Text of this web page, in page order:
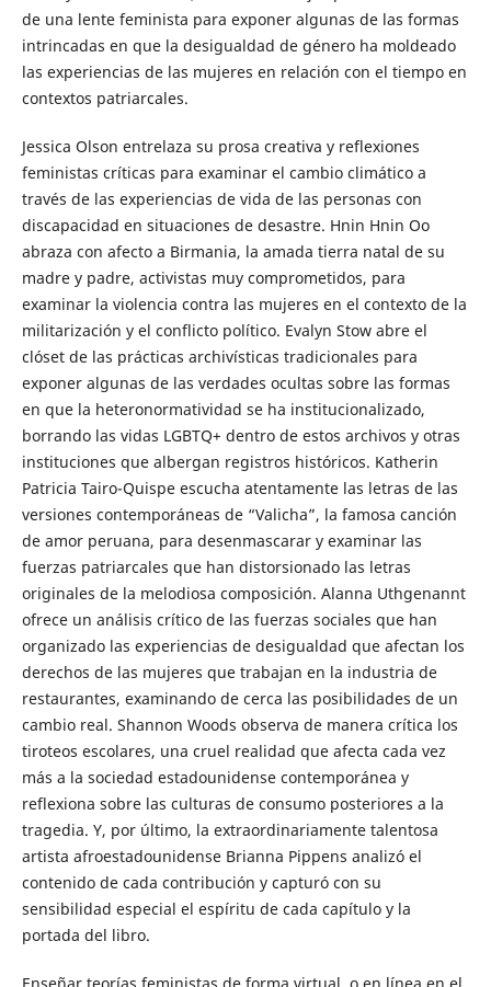
de una lente feminista para exponer algunas de las formas
intrincadas en que la desigualdad de género ha moldeado
las experiencias de las mujeres en relación con el tiempo en
contextos patriarcales.
Jessica Olson entrelaza su prosa creativa y reflexiones
feministas críticas para examinar el cambio climático a
través de las experiencias de vida de las personas con
discapacidad en situaciones de desastre. Hnin Hnin Oo
abraza con afecto a Birmania, la amada tierra natal de su
madre y padre, activistas muy comprometidos, para
examinar la violencia contra las mujeres en el contexto de la
militarización y el conflicto político. Evalyn Stow abre el
clóset de las prácticas archivísticas tradicionales para
exponer algunas de las verdades ocultas sobre las formas
en que la heteronormatividad se ha institucionalizado,
borrando las vidas LGBTQ+ dentro de estos archivos y otras
instituciones que albergan registros históricos. Katherin
Patricia Tairo-Quispe escucha atentamente las letras de las
versiones contemporáneas de “Valicha”, la famosa canción
de amor peruana, para desenmascarar y examinar las
fuerzas patriarcales que han distorsionado las letras
originales de la melodiosa composición. Alanna Uthgenannt
ofrece un análisis crítico de las fuerzas sociales que han
organizado las experiencias de desigualdad que afectan los
derechos de las mujeres que trabajan en la industria de
restaurantes, examinando de cerca las posibilidades de un
cambio real. Shannon Woods observa de manera crítica los
tiroteos escolares, una cruel realidad que afecta cada vez
más a la sociedad estadounidense contemporánea y
reflexiona sobre las culturas de consumo posteriores a la
tragedia. Y, por último, la extraordinariamente talentosa
artista afroestadounidense Brianna Pippens analizó el
contenido de cada contribución y capturó con su
sensibilidad especial el espíritu de cada capítulo y la
portada del libro.